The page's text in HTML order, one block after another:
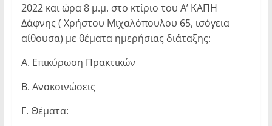
2022 και ώρα 8 μ.μ. στο κτίριο του Α’ ΚΑΠΗ
Δάφνης ( Χρήστου Μιχαλόπουλου 65, ισόγεια
αίθουσα) με θέματα ημερήσιας διάταξης:
Α. Επικύρωση Πρακτικών
Β. Ανακοινώσεις
Γ. Θέματα: